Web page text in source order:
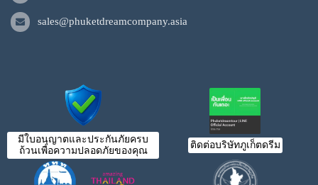
sales@phuketdreamcompany.asia
มีใบอนุญาตและประกันภัยครบ
ถ้วนเพื่อความปลอดภัยของคุณ
ติดต่อบริษัทภูเก็ตดรีม